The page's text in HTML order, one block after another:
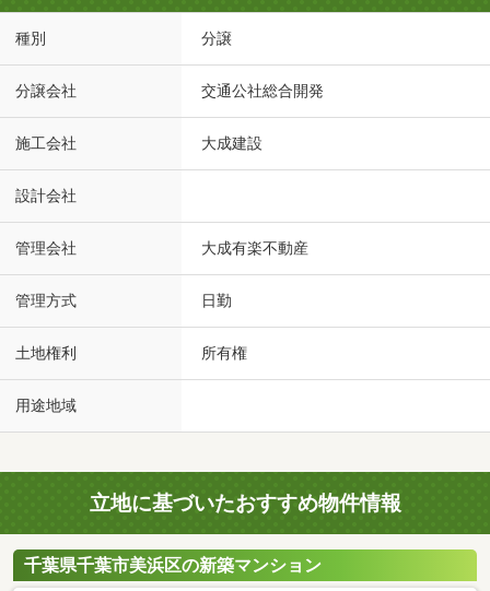
種別 分譲
分譲会社 交通公社総合開発
施工会社 大成建設
設計会社
管理会社 大成有楽不動産
管理方式 日勤
土地権利 所有権
用途地域
立地に基づいたおすすめ物件情報
千葉県千葉市美浜区の新築マンション